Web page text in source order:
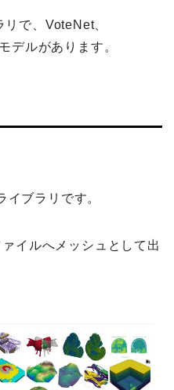
で、VoteNet、
デルがあります。
ブラリです。
イルへメッシュとして出